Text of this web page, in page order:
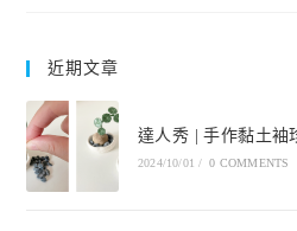
近期文章
達人秀 | 手作黏土袖
2024/10/01 / 0 COMMENTS